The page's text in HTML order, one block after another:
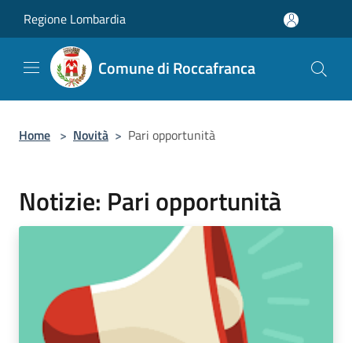
Regione Lombardia
Comune di Roccafranca
Home > Novità > Pari opportunità
Notizie: Pari opportunità